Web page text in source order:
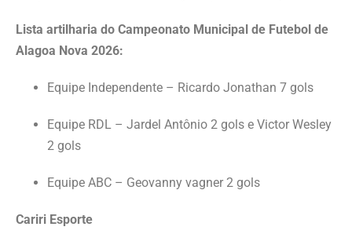
Lista artilharia do Campeonato Municipal de Futebol de
Alagoa Nova 2026:
Equipe Independente – Ricardo Jonathan 7 gols
Equipe RDL – Jardel Antônio 2 gols e Victor Wesley
2 gols
Equipe ABC – Geovanny vagner 2 gols
Cariri Esporte